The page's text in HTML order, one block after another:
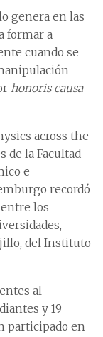
genera en las
formar a
cuando se
honoris causa
across the
de la Facultad
e
recordó
los
del Instituto
al
y 19
participado en